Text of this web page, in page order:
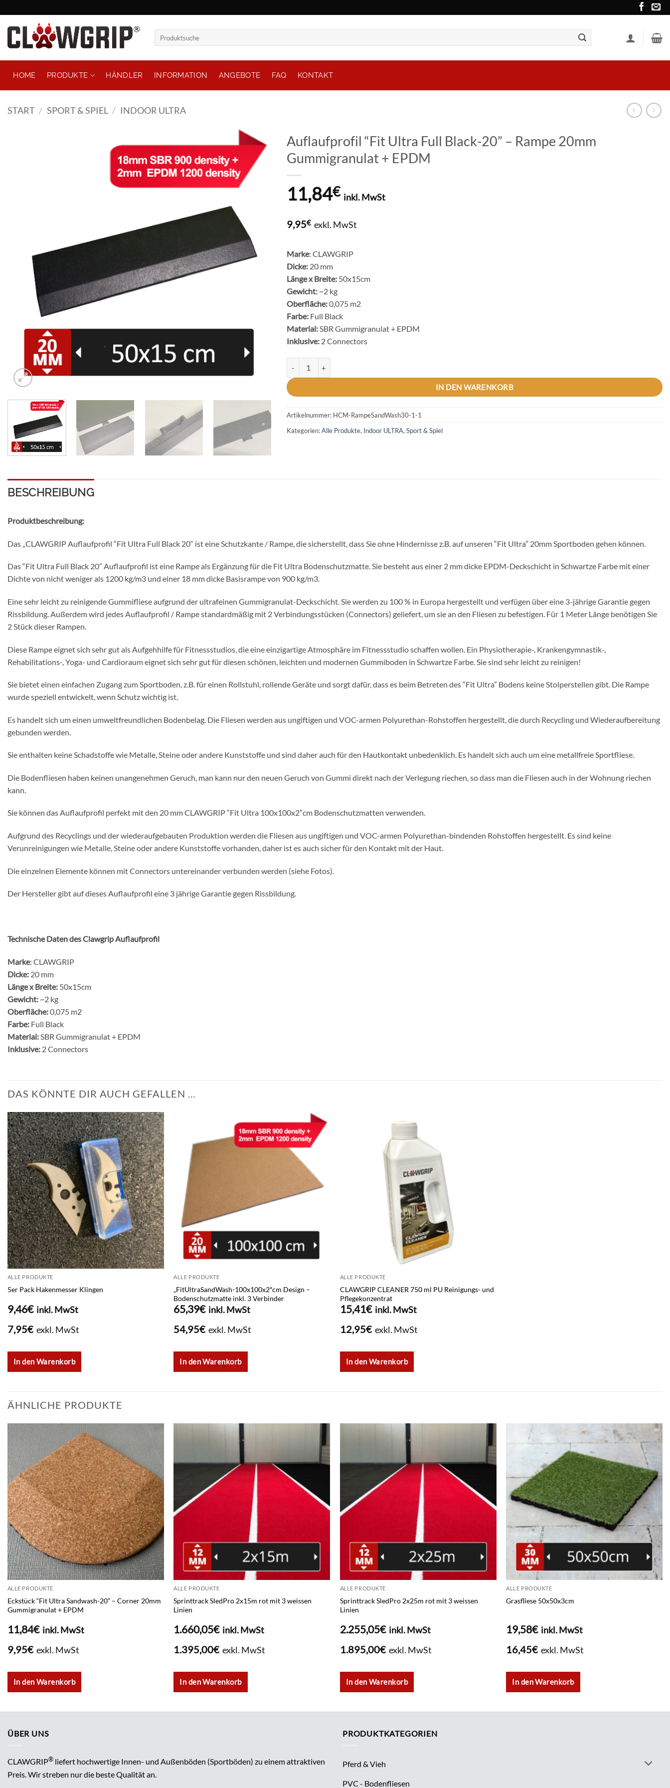
Inhalt
springen
Suchen
HOME PRODUKTE HÄNDLER INFORMATION ANGEBOTE FAQ KONTAKT
START / SPORT & SPIEL / INDOOR ULTRA
Auflaufprofil “Fit Ultra Full Black-20” – Rampe 20mm
Gummigranulat + EPDM
11,84€inkl. MwSt
9,95€ exkl. MwSt
Marke: CLAWGRIP
Dicke: 20 mm
Länge x Breite: 50x15cm
Gewicht: ~2 kg
Oberfläche:0,075 m2
Farbe: Full Black
Material:SBR Gummigranulat + EPDM
Inklusive: 2 Connectors
IN DEN WARENKORB
Artikelnummer: HCM-RampeSandWash30-1-1
Kategorien:Alle Produkte, Indoor ULTRA, Sport & Spiel
BESCHREIBUNG
Produktbeschreibung:
Das „CLAWGRIP Auflaufprofil “Fit Ultra Full Black 20“ ist eine Schutzkante / Rampe, die sicherstellt, dass Sie ohne Hindernisse z.B. auf unseren “Fit Ultra” 20mm Sportboden gehen können.
Das “Fit Ultra Full Black 20” Auflaufprofil ist eine Rampe als Ergänzung für die Fit Ultra Bodenschutzmatte. Sie besteht aus einer 2 mm dicke EPDM-Deckschicht in Schwartze Farbe mit einer
Dichte von nicht weniger als 1200 kg/m3 und einer 18 mm dicke Basisrampe von 900 kg/m3.
Eine sehr leicht zu reinigende Gummifliese aufgrund der ultrafeinen Gummigranulat-Deckschicht. Sie werden zu 100 % in Europa hergestellt und verfügen über eine 3-jährige Garantie gegen
Rissbildung. Außerdem wird jedes Auflaufprofil / Rampe standardmäßig mit 2 Verbindungsstücken (Connectors) geliefert, um sie an den Fliesen zu befestigen. Für 1 Meter Länge benötigen Sie
2 Stück dieser Rampen.
Diese Rampe eignet sich sehr gut als Aufgehhilfe für Fitnessstudios, die eine einzigartige Atmosphäre im Fitnessstudio schaffen wollen. Ein Physiotherapie-, Krankengymnastik-,
Rehabilitations-, Yoga- und Cardioraum eignet sich sehr gut für diesen schönen, leichten und modernen Gummiboden in Schwartze Farbe. Sie sind sehr leicht zu reinigen!
Sie bietet einen einfachen Zugang zum Sportboden, z.B. für einen Rollstuhl, rollende Geräte und sorgt dafür, dass es beim Betreten des “Fit Ultra” Bodens keine Stolperstellen gibt. Die Rampe
wurde speziell entwickelt, wenn Schutz wichtig ist.
Es handelt sich um einen umweltfreundlichen Bodenbelag. Die Fliesen werden aus ungiftigen und VOC-armen Polyurethan-Rohstoffen hergestellt, die durch Recycling und Wiederaufbereitung
gebunden werden.
Sie enthalten keine Schadstoffe wie Metalle, Steine oder andere Kunststoffe und sind daher auch für den Hautkontakt unbedenklich. Es handelt sich auch um eine metallfreie Sportfliese.
Die Bodenfliesen haben keinen unangenehmen Geruch, man kann nur den neuen Geruch von Gummi direkt nach der Verlegung riechen, so dass man die Fliesen auch in der Wohnung riechen
kann.
Sie können das Auflaufprofil perfekt mit den 20 mm CLAWGRIP “Fit Ultra 100x100x2″cm Bodenschutzmatten verwenden.
Aufgrund des Recyclings und der wiederaufgebauten Produktion werden die Fliesen aus ungiftigen und VOC-armen Polyurethan-bindenden Rohstoffen hergestellt. Es sind keine
Verunreinigungen wie Metalle, Steine ​​oder andere Kunststoffe vorhanden, daher ist es auch sicher für den Kontakt mit der Haut.
Die einzelnen Elemente können mit Connectors untereinander verbunden werden (siehe Fotos).
Der Hersteller gibt auf dieses Auflaufprofil eine 3 jährige Garantie gegen Rissbildung.
Technische Daten des Clawgrip Auflaufprofil
Marke: CLAWGRIP
Dicke: 20 mm
Länge x Breite: 50x15cm
Gewicht: ~2 kg
Oberfläche:0,075 m2
Farbe: Full Black
Material:SBR Gummigranulat + EPDM
Inklusive: 2 Connectors
DAS KÖNNTE DIR AUCH GEFALLEN …
ALLE PRODUKTE
5er Pack Hakenmesser Klingen
9,46€inkl. MwSt
7,95€exkl. MwSt
In den Warenkorb
ALLE PRODUKTE
„FitUltraSandWash-100x100x2″cm Design –
Bodenschutzmatte inkl. 3 Verbinder
65,39€inkl. MwSt
54,95€exkl. MwSt
In den Warenkorb
ALLE PRODUKTE
CLAWGRIP CLEANER 750 ml PU Reinigungs- und
Pflegekonzentrat
15,41€inkl. MwSt
12,95€exkl. MwSt
In den Warenkorb
ÄHNLICHE PRODUKTE
ALLE PRODUKTE
Eckstück “Fit Ultra Sandwash-20” – Corner 20mm
Gummigranulat + EPDM
11,84€inkl. MwSt
9,95€exkl. MwSt
In den Warenkorb
ALLE PRODUKTE
Sprinttrack SledPro 2x15m rot mit 3 weissen
Linien
1.660,05€inkl. MwSt
1.395,00€exkl. MwSt
In den Warenkorb
ALLE PRODUKTE
Sprinttrack SledPro 2x25m rot mit 3 weissen
Linien
2.255,05€inkl. MwSt
1.895,00€exkl. MwSt
In den Warenkorb
ALLE PRODUKTE
Grasfliese 50x50x3cm
19,58€inkl. MwSt
16,45€exkl. MwSt
In den Warenkorb
ÜBER UNS
CLAWGRIP® liefert hochwertige Innen- und Außenböden (Sportböden) zu einem attraktiven
Preis. Wir streben nur die beste Qualität an.
PRODUKTKATEGORIEN
Pferd & Vieh
PVC - Bodenfliesen